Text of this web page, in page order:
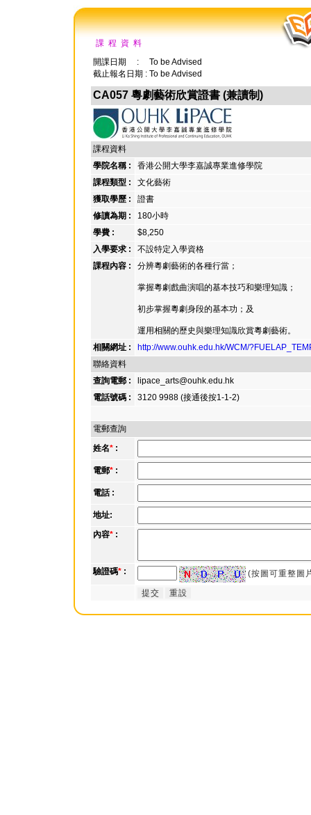
課 程 資 料
開課日期 : To be Advised
截止報名日期 : To be Advised
CA057 粵劇藝術欣賞證書 (兼讀制)
課程資料
學院名稱 :
香港公開大學李嘉誠專業進修學院
課程類型 :
文化藝術
獲取學歷 :
證書
修讀為期 :
180小時
學費 :
$8,250
入學要求 :
不設特定入學資格
課程內容 :
分辨粵劇藝術的各種行當；
掌握粵劇戲曲演唱的基本技巧和樂理知識；
初步掌握粵劇身段的基本功；及
運用相關的歷史與樂理知識欣賞粵劇藝術。
相關網址 :
http://www.ouhk.edu.hk/WCM/
聯絡資料
查詢電郵 :
lipace_arts@ouhk.edu.hk
電話號碼 :
3120 9988 (接通後按1-1-2)
電郵查詢
姓名* :
電郵* :
電話 :
地址:
內容* :
驗證碼* : (按圖可重整